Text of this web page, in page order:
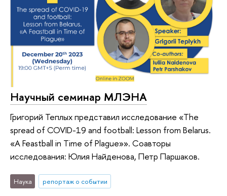
Научный семинар МЛЭНА
Григорий Теплых представил исследование «The
spread of COVID-19 and football: Lesson from Belarus.
«A Feastball in Time of Plague»». Соавторы
исследования: Юлия Найденова, Петр Паршаков.
Наука репортаж о событии